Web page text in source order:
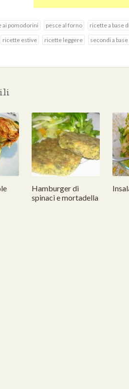
ai pomodorini pesce al forno ricette a base
ricette estive ricette leggere secondi a
Hamburger di
spinaci e mortadella